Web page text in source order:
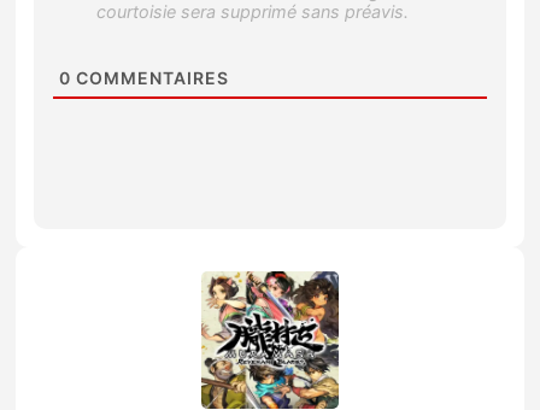
0 COMMENTAIRES